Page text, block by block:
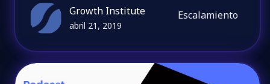
Growth Institute
abril 21, 2019
Escalamiento